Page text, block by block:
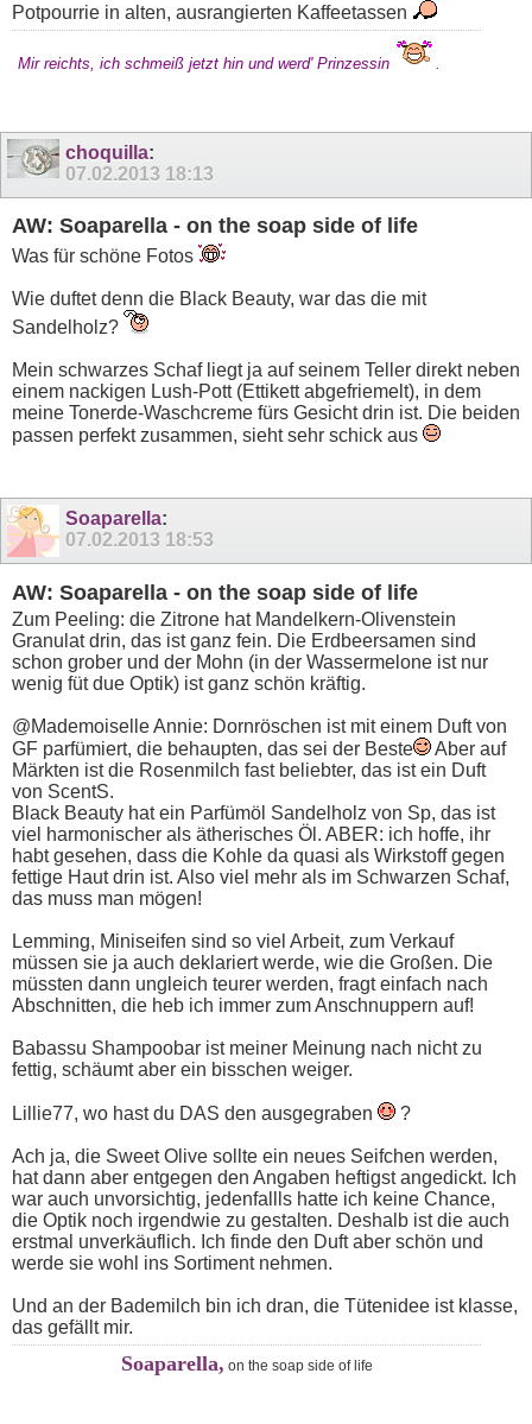
Potpourrie in alten, ausrangierten Kaffeetassen
Mir reichts, ich schmeiß jetzt hin und werd' Prinzessin
choquilla:
07.02.2013 18:13
AW: Soaparella - on the soap side of life
Was für schöne Fotos
Wie duftet denn die Black Beauty, war das die mit
Sandelholz?
Mein schwarzes Schaf liegt ja auf seinem Teller direkt neben
einem nackigen Lush-Pott (Ettikett abgefriemelt), in dem
meine Tonerde-Waschcreme fürs Gesicht drin ist. Die beiden
passen perfekt zusammen, sieht sehr schick aus
Soaparella:
07.02.2013 18:53
AW: Soaparella - on the soap side of life
Zum Peeling: die Zitrone hat Mandelkern-Olivenstein
Granulat drin, das ist ganz fein. Die Erdbeersamen sind
schon grober und der Mohn (in der Wassermelone ist nur
wenig füt due Optik) ist ganz schön kräftig.
@Mademoiselle Annie: Dornröschen ist mit einem Duft von
GF parfümiert, die behaupten, das sei der Beste
Aber auf
Märkten ist die Rosenmilch fast beliebter, das ist ein Duft
von ScentS.
Black Beauty hat ein Parfümöl Sandelholz von Sp, das ist
viel harmonischer als ätherisches Öl. ABER: ich hoffe, ihr
habt gesehen, dass die Kohle da quasi als Wirkstoff gegen
fettige Haut drin ist. Also viel mehr als im Schwarzen Schaf,
das muss man mögen!
Lemming, Miniseifen sind so viel Arbeit, zum Verkauf
müssen sie ja auch deklariert werde, wie die Großen. Die
müssten dann ungleich teurer werden, fragt einfach nach
Abschnitten, die heb ich immer zum Anschnuppern auf!
Babassu Shampoobar ist meiner Meinung nach nicht zu
fettig, schäumt aber ein bisschen weiger.
Lillie77, wo hast du DAS den ausgegraben ?
Ach ja, die Sweet Olive sollte ein neues Seifchen werden,
hat dann aber entgegen den Angaben heftigst angedickt. Ich
war auch unvorsichtig, jedenfallls hatte ich keine Chance,
die Optik noch irgendwie zu gestalten. Deshalb ist die auch
erstmal unverkäuflich. Ich finde den Duft aber schön und
werde sie wohl ins Sortiment nehmen.
Und an der Bademilch bin ich dran, die Tütenidee ist klasse,
das gefällt mir.
Soaparella, on the soap side of life